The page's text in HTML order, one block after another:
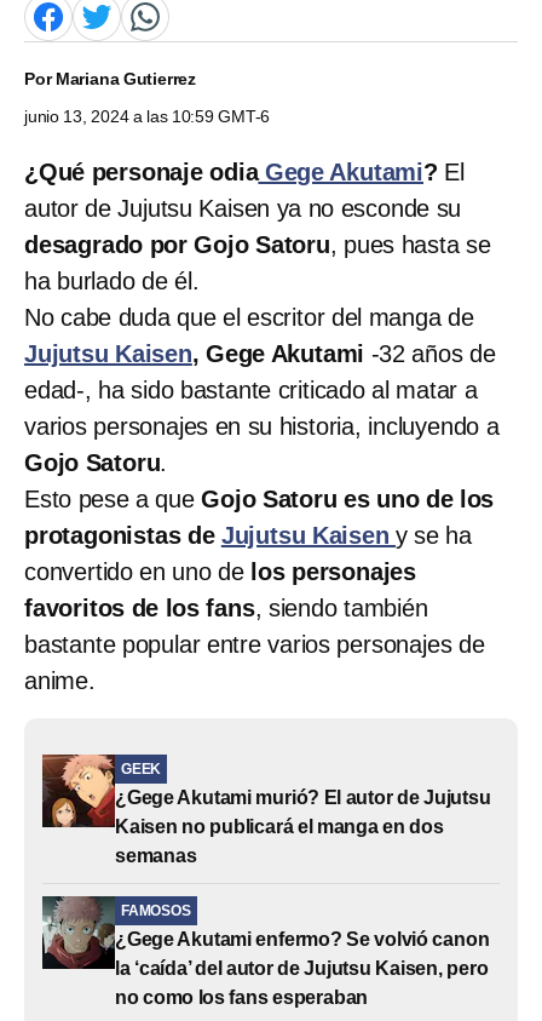
PorMariana Gutierrez
junio 13, 2024 a las 10:59 GMT-6
¿Qué personaje odiaGege Akutami? El
autor de Jujutsu Kaisen ya no esconde su
desagrado por Gojo Satoru, pues hasta se
ha burlado de él.
No cabe duda que el escritor del manga de
Jujutsu Kaisen, Gege Akutami -32 años de
edad-, ha sido bastante criticado al matar a
varios personajes en su historia, incluyendo a
Gojo Satoru.
Esto pese a queGojo Satoru es uno de los
protagonistas de Jujutsu Kaiseny se ha
convertido en uno de los personajes
favoritos de los fans, siendo también
bastante popular entre varios personajes de
anime.
GEEK
¿Gege Akutami murió? El autor de Jujutsu
Kaisen no publicará el manga en dos
semanas
FAMOSOS
¿Gege Akutami enfermo? Se volvió canon
la ‘caída’ del autor de Jujutsu Kaisen, pero
no como los fans esperaban